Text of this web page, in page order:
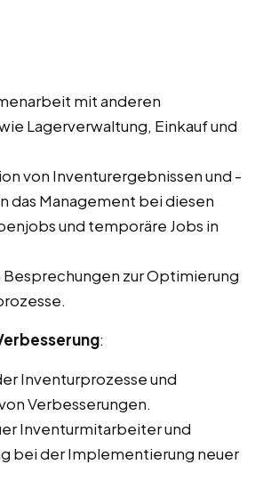
mit anderen
Lagerverwaltung, Einkauf und
von Inventurergebnissen und -
das Management bei diesen
und temporäre Jobs in
Besprechungen zur Optimierung
:
Inventurprozesse und
Verbesserungen.
Inventurmitarbeiter und
bei der Implementierung neuer